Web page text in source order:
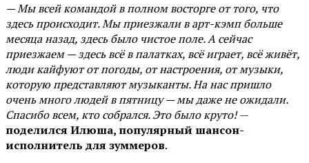
— Мы всей командой в полном восторге от того, что
здесь происходит. Мы приезжали в арт-кэмп больше
месяца назад, здесь было чистое поле. А сейчас
приезжаем — здесь всё в палатках, всё играет, всё живёт,
люди кайфуют от погоды, от настроения, от музыки,
которую представляют музыканты. На нас пришло
очень много людей в пятницу — мы даже не ожидали.
Спасибо всем, кто собрался. Это было круто!—
поделился Илюша, популярный шансон-
исполнитель для зуммеров.